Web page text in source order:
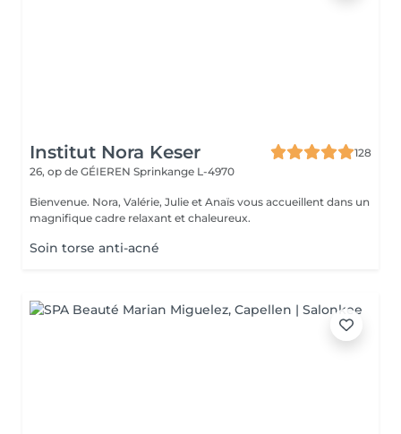
Institut Nora Keser
128
26, op de GÉIEREN Sprinkange L-4970
Bienvenue. Nora, Valérie, Julie et Anaïs vous accueillent dans un
magnifique cadre relaxant et chaleureux.
Soin torse anti-acné